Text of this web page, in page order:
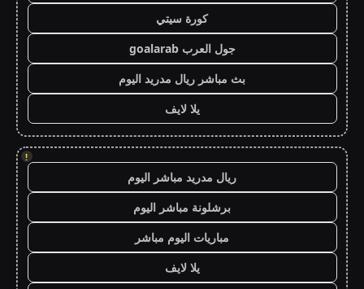
كورة سيتي
جول العرب goalarab
بث مباشر ريال مدريد اليوم
يلا لايف
!
ريال مدريد مباشر اليوم
برشلونة مباشر اليوم
مباريات اليوم مباشر
يلا لايف